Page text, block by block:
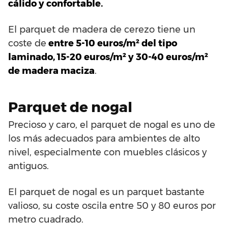
cálido y confortable.
El parquet de madera de cerezo tiene un
coste de entre 5-10 euros/m² del tipo
laminado, 15-20 euros/m² y 30-40 euros/m²
de madera maciza.
Parquet de nogal
Precioso y caro, el parquet de nogal es uno de
los más adecuados para ambientes de alto
nivel, especialmente con muebles clásicos y
antiguos.
El parquet de nogal es un parquet bastante
valioso, su coste oscila entre 50 y 80 euros por
metro cuadrado.